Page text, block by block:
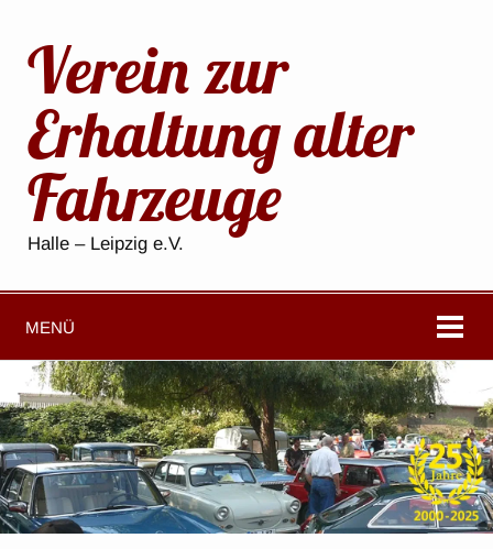
Verein zur
Erhaltung alter
Fahrzeuge
Halle – Leipzig e.V.
MENÜ